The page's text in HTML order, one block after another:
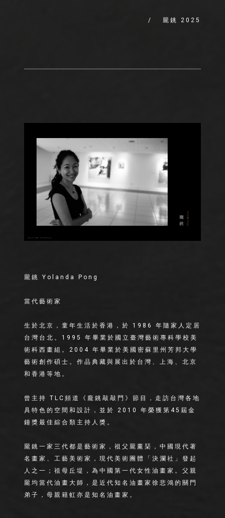
/ 龎銚 2025
龎銚 Yolanda Pong
當代藝術家
生於北京，童年生活於香港，於 1986 年隨家人定居
台灣台北。1995 年畢業於國立臺灣藝術專科學校美
術科西畫組。2004 年畢業於美國密蘇里州芳邦大學
藝術創作碩士。作品典藏與展出於台灣、上海、北京
和香港等地。
曾主持 TLC頻道《龐銚敲敲門》節目，走訪台灣各地
具特色的空間和設計，並於 2010 年榮獲第45屆金
鐘獎最佳綜合類主持人獎。
龎銚一家三代都是藝術家，祖父龎薰琹，中國現代著
名畫家、工藝美術家，現代美術團體「決瀾社」發起
人之一；祖母丘堤，為中國第一代女性油畫家。父親
龎均當代油畫大師，是近代知名油畫家徐悲鴻的關門
弟子，母親籍虹亦是知名油畫家。